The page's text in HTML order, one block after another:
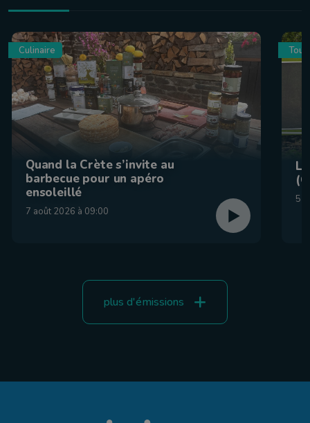
Culinaire
Quand la Crète s’invite au
barbecue pour un apéro
ensoleillé
7 août 2026 à 09:00
5
plus d'émissions